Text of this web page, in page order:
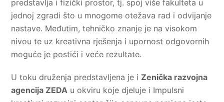
predstavlja i fizički prostor, tj. spoj više fakulteta u
jednoj zgradi što u mnogome otežava rad i odvijanje
nastave. Međutim, tehničko znanje je na visokom
nivou te uz kreativna rješenja i upornost odgovornih
moguće je postići i veće rezultate.
U toku druženja predstavljena je i Zenička razvojna
agencija ZEDA u okviru koje djeluje i Impulsni